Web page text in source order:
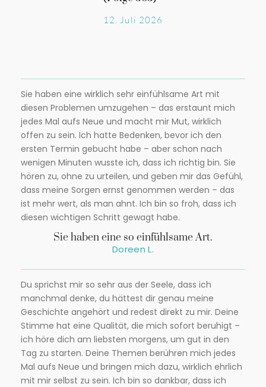
12. Juli 2026
Sie haben eine wirklich sehr einfühlsame Art mit
diesen Problemen umzugehen – das erstaunt mich
jedes Mal aufs Neue und macht mir Mut, wirklich
offen zu sein. Ich hatte Bedenken, bevor ich den
ersten Termin gebucht habe – aber schon nach
wenigen Minuten wusste ich, dass ich richtig bin. Sie
hören zu, ohne zu urteilen, und geben mir das Gefühl,
dass meine Sorgen ernst genommen werden – das
ist mehr wert, als man ahnt. Ich bin so froh, dass ich
diesen wichtigen Schritt gewagt habe.
Sie haben eine so einfühlsame Art.
Doreen L.
Du sprichst mir so sehr aus der Seele, dass ich
manchmal denke, du hättest dir genau meine
Geschichte angehört und redest direkt zu mir. Deine
Stimme hat eine Qualität, die mich sofort beruhigt –
ich höre dich am liebsten morgens, um gut in den
Tag zu starten. Deine Themen berühren mich jedes
Mal aufs Neue und bringen mich dazu, wirklich ehrlich
mit mir selbst zu sein. Ich bin so dankbar, dass ich